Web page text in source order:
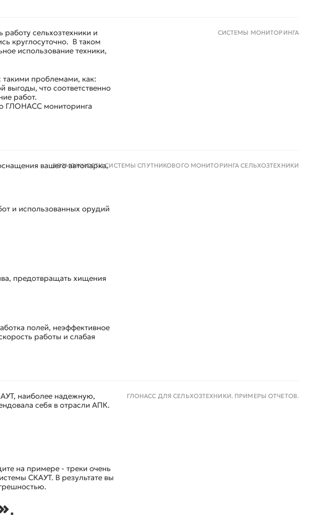
СИСТЕМЫ МОНИТОРИНГА
сельхозтехники и
круглосуточно. В таком
использование техники,
такими проблемами, как:
выгоды, что соответственно
работ.
ГЛОНАСС мониторинга
ВОЗМОЖНОСТИ СИСТЕМЫ СПУТНИКОВОГО МОНИТОРИНГА СЕЛЬХОЗТЕХНИКИ
вашего автопарка,
и использованных орудий
предотвращать хищения
полей, неэффективное
работы и слабая
ГЛОНАСС ДЛЯ СЕЛЬХОЗТЕХНИКИ. ПРИМЕРЫ ОТЧЕТОВ.
наиболее надежную,
себя в отрасли АПК.
на примере - треки очень
СКАУТ. В результате вы